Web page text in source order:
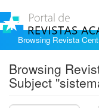
Browsing Revista
Browsing
Subject